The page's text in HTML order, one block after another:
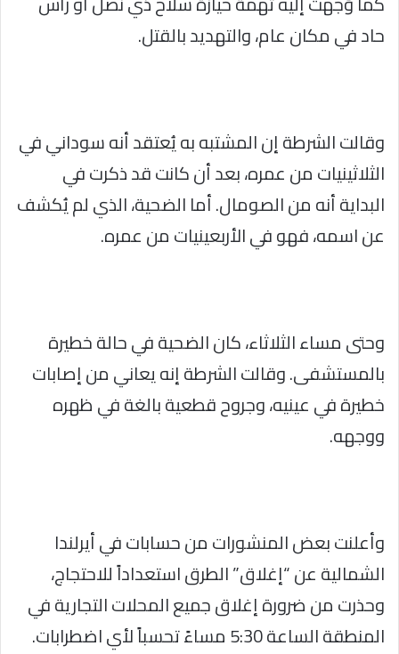
حاد في مكان عام، والتهديد بالقتل.
وقالت الشرطة إن المشتبه به يُعتقد أنه سوداني في
الثلاثينيات من عمره، بعد أن كانت قد ذكرت في
البداية أنه من الصومال. أما الضحية، الذي لم يُكشف
عن اسمه، فهو في الأربعينيات من عمره.
وحتى مساء الثلاثاء، كان الضحية في حالة خطيرة
بالمستشفى. وقالت الشرطة إنه يعاني من إصابات
خطيرة في عينيه، وجروح قطعية بالغة في ظهره
ووجهه.
وأعلنت بعض المنشورات من حسابات في أيرلندا
الشمالية عن “إغلاق” الطرق استعداداً للاحتجاج،
وحذرت من ضرورة إغلاق جميع المحلات التجارية في
المنطقة الساعة 5:30 مساءً تحسباً لأي اضطرابات.